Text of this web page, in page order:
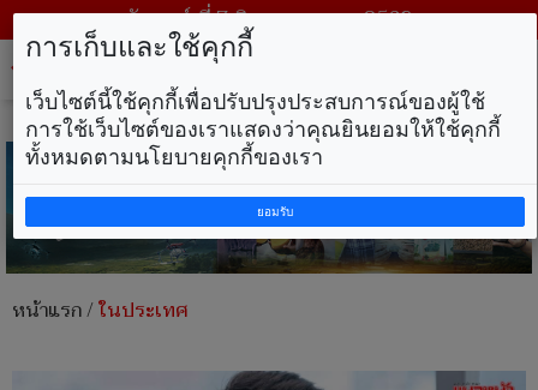
วันศุกร์ ที่ 7 สิงหาคม พ.ศ. 2569
หน้าแรก/ในประเทศ
การเก็บและใช้คุกกี้
เว็บไซต์นี้ใช้คุกกี้เพื่อปรับปรุงประสบการณ์ของผู้ใช้
การใช้เว็บไซต์ของเราแสดงว่าคุณยินยอมให้ใช้คุกกี้
ทั้งหมดตามนโยบายคุกกี้ของเรา
ยอมรับ